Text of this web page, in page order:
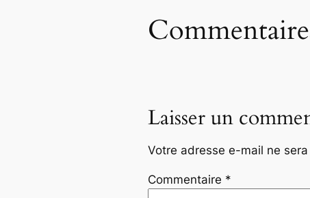
Laisser un
Votre adresse e-mail ne
Commentaire *